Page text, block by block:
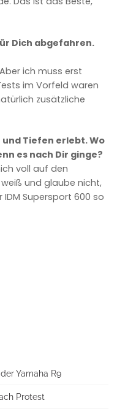
Dich abgefahren.
ich muss erst
im Vorfeld waren
zusätzliche
und Tiefen erlebt. Wo
es nach Dir ginge?
voll auf den
und glaube nicht,
Supersport 600 so
Yamaha R9
Protest